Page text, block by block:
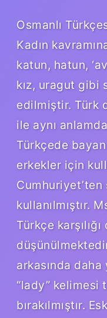
Osmanlı
Kadın
katun, hatun,
kız, uragut gibi
edilmiştir. Türk
ile aynı
Türkçede
erkekler için
kullanılmıştır.
Türkçe
arkasında daha
“lady” kelimesi
bırakılmıştır.